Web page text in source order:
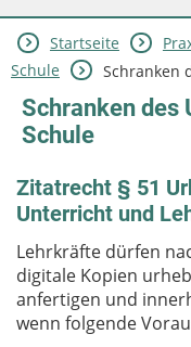
Aktuelles
Startseite
Schule
Schranken
Schranken des
Schule
Zitatrecht § 51
Unterricht und
Lehrkräfte dürfen
digitale Kopien
anfertigen und
wenn folgende